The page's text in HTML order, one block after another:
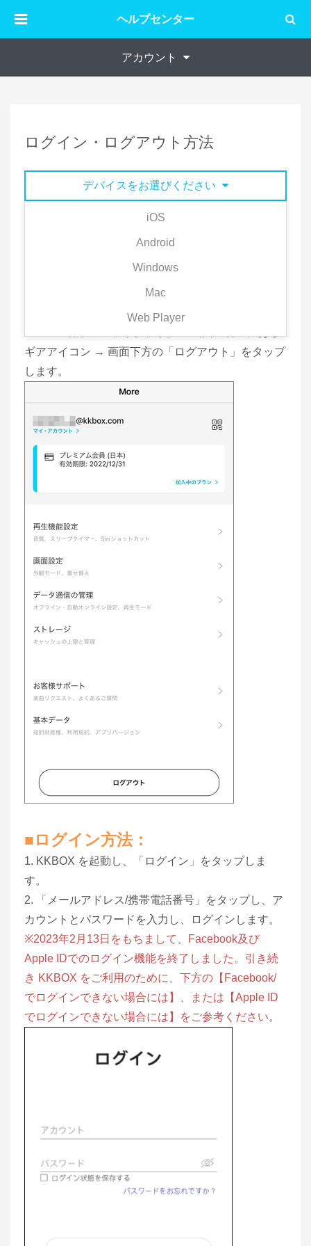
ヘルプセンター
アカウント
ログイン・ログアウト方法
デバイスをお選びください
iOS
Android
Windows
Mac
Web Player
【au IDでのログイン方法】をご参考くださ
■ログアウト方法：
ギアアイコン → 画面下方の「ログアウト」をタップ
します。
■ログイン方法：
1. KKBOX を起動し、「ログイン」をタップしま
す。
2. 「メールアドレス/携帯電話番号」をタップし、ア
カウントとパスワードを入力し、ログインします。
※2023年2月13日をもちまして、Facebook及び
Apple IDでのログイン機能を終了しました。引き続
き KKBOX をご利用のために、下方の【Facebook/
でログインできない場合には】、または【Apple ID
でログインできない場合には】をご参考ください。